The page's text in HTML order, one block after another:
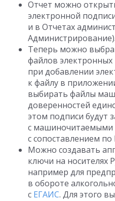
Отчет можно
электронной
и в Отчетах
Администрирование).
Теперь можно
файлов
при добавлении
к файлу в
выбирать файлы
доверенностей
этом подписи будут
с машиночитаемыми
с сопоставлением
Можно создавать
ключи на носителях
например для
в обороте
с ЕГАИС. Для этого